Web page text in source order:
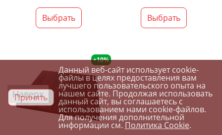
Выбрать Выбрать
+10%
Наверх
Принять
Данный веб-сайт использует cookie-
файлы в целях предоставления вам
лучшего пользовательского опыта на
нашем сайте. Продолжая использовать
данный сайт, вы соглашаетесь с
использованием нами cookie-файлов.
Для получения дополнительной
информации см.Политика Cookie.